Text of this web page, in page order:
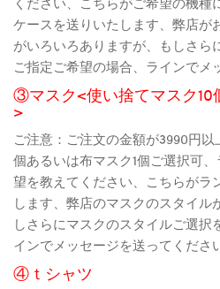
ケースを送りいたします、弊店が
がいろいろありますが、もしさら
ご指定ご希望の場合、ラインでメ
③マスク<使い捨てマスク10
>
ご注意：ご注文の金額が3990円
個あるいは布マスク1個ご選択可
望を教えてください、こちらがラ
します、弊店のマスクのスタイル
しさらにマスクのスタイルご選択
インでメッセージを送ってくださ
④ｔシャツ